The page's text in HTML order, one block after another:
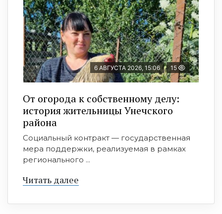
6 АВГУСТА 2026, 15:06 15
От огорода к собственному делу:
история жительницы Унечского
района
Социальный контракт — государственная
мера поддержки, реализуемая в рамках
регионального ...
Читать далее